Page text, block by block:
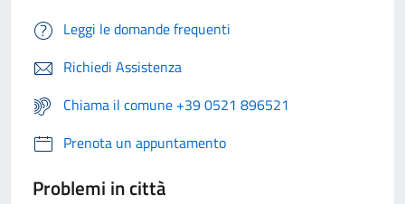
Leggi le domande frequenti
Richiedi Assistenza
Chiama il comune +39 0521 896521
Prenota un appuntamento
Problemi in città